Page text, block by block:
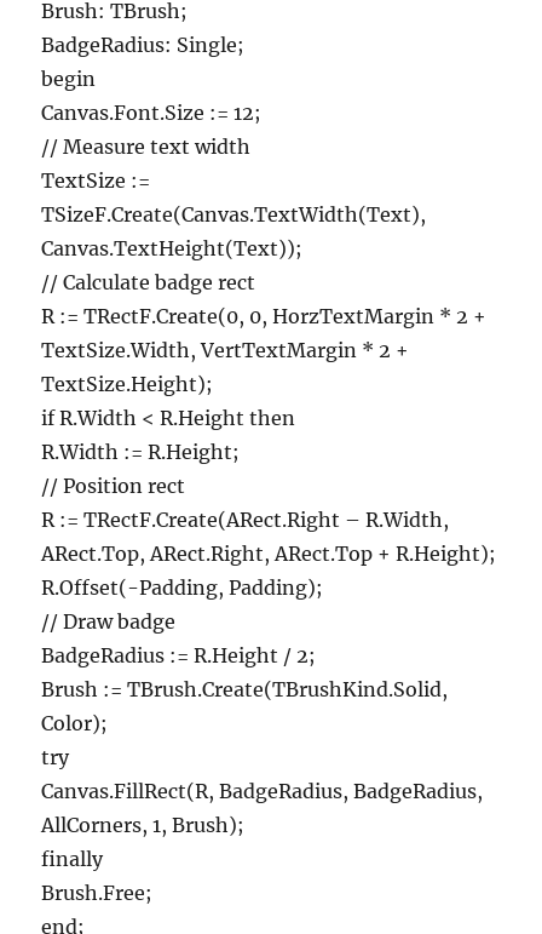
Brush: TBrush;
BadgeRadius: Single;
begin
Canvas.Font.Size := 12;
// Measure text width
TextSize :=
TSizeF.Create(Canvas.TextWidth(Text),
Canvas.TextHeight(Text));
// Calculate badge rect
R := TRectF.Create(0, 0, HorzTextMargin * 2 +
TextSize.Width, VertTextMargin * 2 +
TextSize.Height);
if R.Width < R.Height then
R.Width := R.Height;
// Position rect
R := TRectF.Create(ARect.Right – R.Width,
ARect.Top, ARect.Right, ARect.Top + R.Height);
R.Offset(-Padding, Padding);
// Draw badge
BadgeRadius := R.Height / 2;
Brush := TBrush.Create(TBrushKind.Solid,
Color);
try
Canvas.FillRect(R, BadgeRadius, BadgeRadius,
AllCorners, 1, Brush);
finally
Brush.Free;
end;